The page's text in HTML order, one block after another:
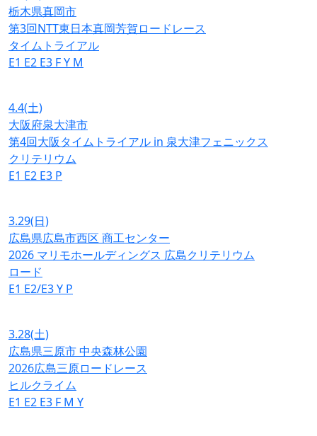
栃木県真岡市
第3回NTT東日本真岡芳賀ロードレース
タイムトライアル
E1 E2 E3 FY M
4.4(土)
大阪府泉大津市
第4回大阪タイムトライアル in 泉大津フェニックス
クリテリウム
E1 E2 E3 P
3.29(日)
広島県広島市西区 商工センター
2026 マリモホールディングス 広島クリテリウム
ロード
E1 E2/E3Y P
3.28(土)
広島県三原市 中央森林公園
2026広島三原ロードレース
ヒルクライム
E1 E2 E3 F M Y